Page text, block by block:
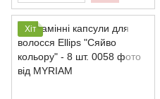
Хіт